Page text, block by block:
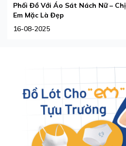
Phối Đồ Với Áo Sát Nách Nữ – Chị
Em Mặc Là Đẹp
16-08-2025